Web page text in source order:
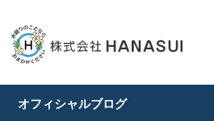
オフィシャルブログ